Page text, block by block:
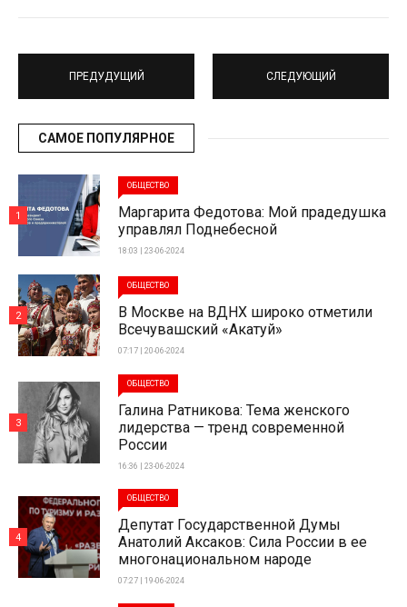
ПРЕДУДУЩИЙ СЛЕДУЮЩИЙ
САМОЕ ПОПУЛЯРНОЕ
ОБЩЕСТВО
Маргарита Федотова: Мой прадедушка
управлял Поднебесной
18:03 | 23-06-2024
1
ОБЩЕСТВО
В Москве на ВДНХ широко отметили
Всечувашский «Акатуй»
07:17 | 20-06-2024
2
ОБЩЕСТВО
Галина Ратникова: Тема женского
лидерства — тренд современной
России
16:36 | 23-06-2024
3
ОБЩЕСТВО
Депутат Государственной Думы
Анатолий Аксаков: Сила России в ее
многонациональном народе
07:27 | 19-06-2024
4